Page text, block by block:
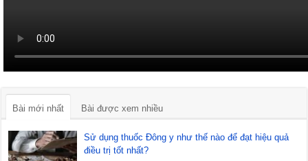
Bài mới nhất Bài được xem nhiều
Sử dụng thuốc Đông y như thế nào để đạt hiệu quả
điều trị tốt nhất?